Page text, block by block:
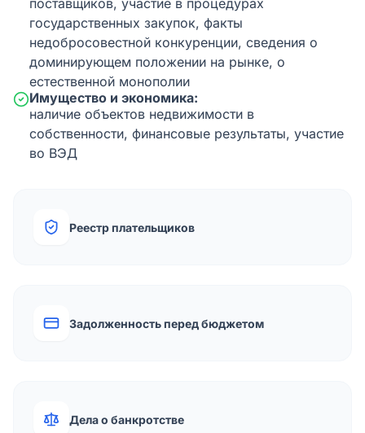
поставщиков, участие в процедурах
государственных закупок, факты
недобросовестной конкуренции, сведения о
доминирующем положении на рынке, о
естественной монополии
Имущество и экономика:
наличие объектов недвижимости в
собственности, финансовые результаты, участие
во ВЭД
Реестр плательщиков
Задолженность перед бюджетом
Дела о банкротстве